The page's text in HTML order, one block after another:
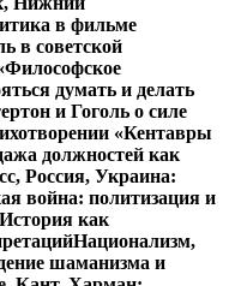
в фильме
в советской
думать и делать
и Гоголь о силе
«Кентавры
должностей как
Россия, Украина:
война: политизация и
История как
Национализм,
шаманизма и